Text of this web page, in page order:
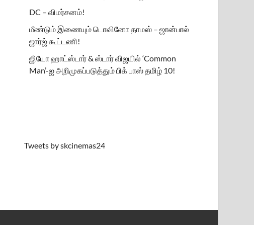
DC – விமர்சனம்!
மீண்டும் இணையும் டொவினோ தாமஸ் – ஜான்பால்
ஜார்ஜ் கூட்டணி!
ஜியோ ஹாட்ஸ்டார் & ஸ்டார் விஜயில் ‘Common
Man’-ஐ அறிமுகப்படுத்தும் பிக் பாஸ் தமிழ் 10!
Tweets by skcinemas24